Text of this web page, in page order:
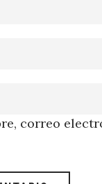
correo